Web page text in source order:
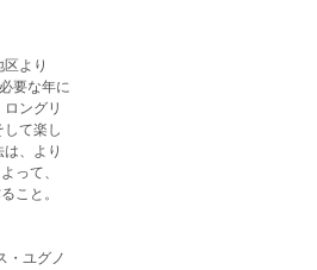
より
要な年に
ングリ
て楽し
、より
って、
こと。
・ユグノ